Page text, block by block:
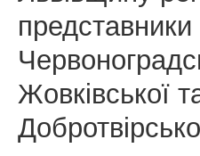
представники
Жовківської